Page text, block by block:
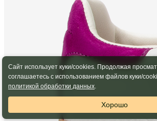
Сайт использует куки/cookies. Продолжая
соглашаетесь с использованием файлов куки/
политикой обработки данных.
Хорошо